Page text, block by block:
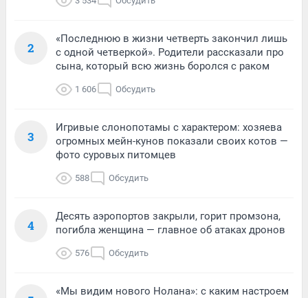
2
«Последнюю в жизни четверть закончил лишь
с одной четверкой». Родители рассказали про
сына, который всю жизнь боролся с раком
1 606 Обсудить
3
Игривые слонопотамы с характером: хозяева
огромных мейн-кунов показали своих котов —
фото суровых питомцев
588 Обсудить
4
Десять аэропортов закрыли, горит промзона,
погибла женщина — главное об атаках дронов
576 Обсудить
«Мы видим нового Нолана»: с каким настроем